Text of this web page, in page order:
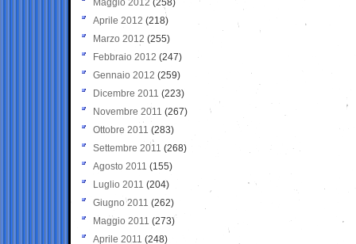
Maggio 2012 (258)
Aprile 2012 (218)
Marzo 2012 (255)
Febbraio 2012 (247)
Gennaio 2012 (259)
Dicembre 2011 (223)
Novembre 2011 (267)
Ottobre 2011 (283)
Settembre 2011 (268)
Agosto 2011 (155)
Luglio 2011 (204)
Giugno 2011 (262)
Maggio 2011 (273)
Aprile 2011 (248)